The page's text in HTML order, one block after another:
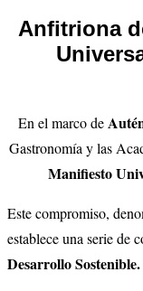
Anfitriona
En el marco de
Gastronomía y las
Manifiesto
Este compromiso,
establece una serie de
Desarrollo Sostenible.